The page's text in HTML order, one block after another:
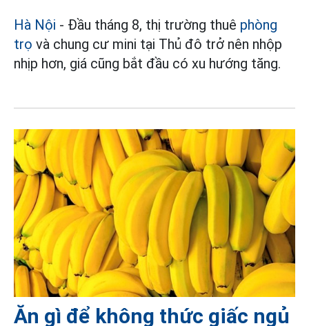
Hà Nội - Đầu tháng 8, thị trường thuê phòng
trọ và chung cư mini tại Thủ đô trở nên nhộp
nhịp hơn, giá cũng bắt đầu có xu hướng tăng.
Ăn gì để không thức giấc ngủ